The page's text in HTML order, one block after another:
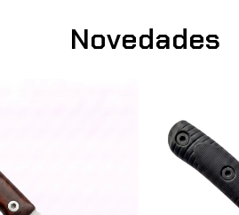
Novedades